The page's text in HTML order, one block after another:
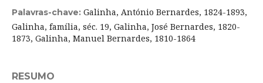
Palavras-chave: Galinha, António Bernardes, 1824-1893,
Galinha, família, séc. 19, Galinha, José Bernardes, 1820-
1873, Galinha, Manuel Bernardes, 1810-1864
RESUMO